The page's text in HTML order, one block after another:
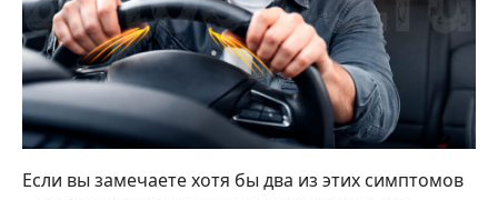
Если вы замечаете хотя бы два из этих симптомов